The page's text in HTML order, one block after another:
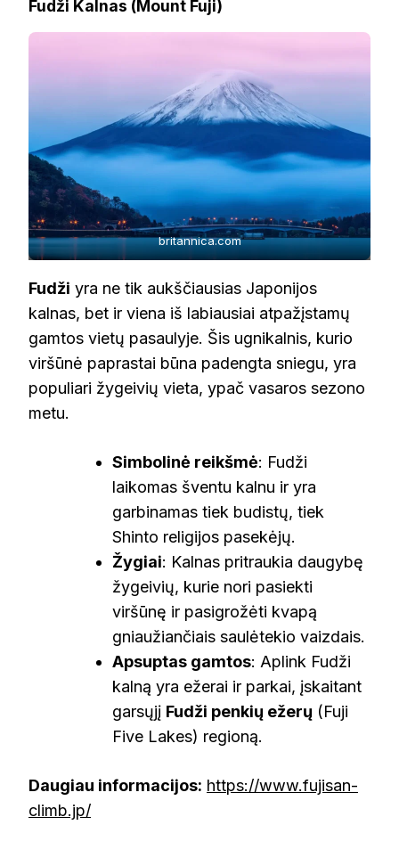
Fudži Kalnas (Mount Fuji)
britannica.com
Fudži yra ne tik aukščiausias Japonijos
kalnas, bet ir viena iš labiausiai atpažįstamų
gamtos vietų pasaulyje. Šis ugnikalnis, kurio
viršūnė paprastai būna padengta sniegu, yra
populiari žygeivių vieta, ypač vasaros sezono
metu.
Simbolinė reikšmė: Fudži
laikomas šventu kalnu ir yra
garbinamas tiek budistų, tiek
Shinto religijos pasekėjų.
Žygiai: Kalnas pritraukia daugybę
žygeivių, kurie nori pasiekti
viršūnę ir pasigrožėti kvapą
gniaužiančiais saulėtekio vaizdais.
Apsuptas gamtos: Aplink Fudži
kalną yra ežerai ir parkai, įskaitant
garsųjį Fudži penkių ežerų (Fuji
Five Lakes) regioną.
Daugiau informacijos: https://www.fujisan-
climb.jp/